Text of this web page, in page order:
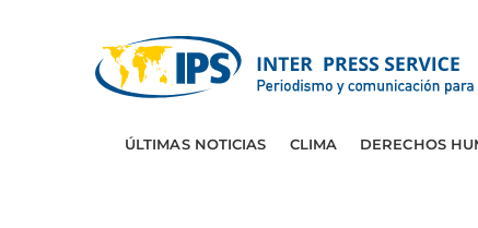
ÚLTIMAS NOTICIAS CLIMA DERECHOS